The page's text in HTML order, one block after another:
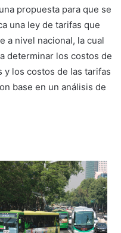
propuesta para que se
una ley de tarifas que
a nivel nacional, la cual
determinar los costos de
los costos de las tarifas
base en un análisis de